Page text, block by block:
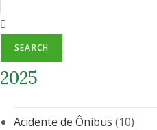
SEARCH
2025
Acidente de Ônibus (10)